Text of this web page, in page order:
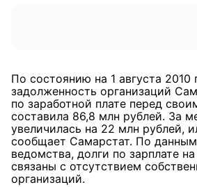
По состоянию на 1 августа 2010
задолженность организаций
по заработной плате перед
составила 86,8 млн рублей. За
увеличилась на 22 млн рублей,
сообщает Самарстат. По данным
ведомства, долги по зарплате
связаны с отсутствием
организаций.